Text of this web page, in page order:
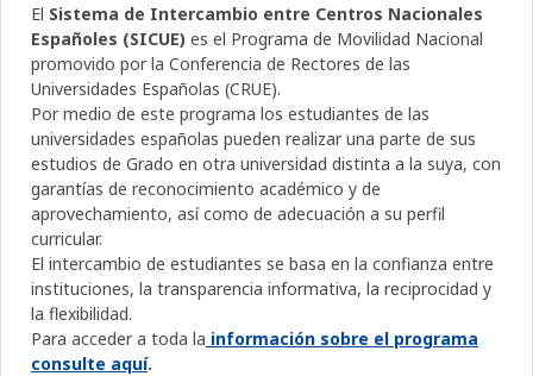
El Sistema de Intercambio entre Centros Nacionales
Españoles (SICUE) es el Programa de Movilidad Nacional
promovido por la Conferencia de Rectores de las
Universidades Españolas (CRUE).
Por medio de este programa los estudiantes de las
universidades españolas pueden realizar una parte de sus
estudios de Grado en otra universidad distinta a la suya, con
garantías de reconocimiento académico y de
aprovechamiento, así como de adecuación a su perfil
curricular.
El intercambio de estudiantes se basa en la confianza entre
instituciones, la transparencia informativa, la reciprocidad y
la flexibilidad.
Para acceder a toda la información sobre el programa
consulte aquí.